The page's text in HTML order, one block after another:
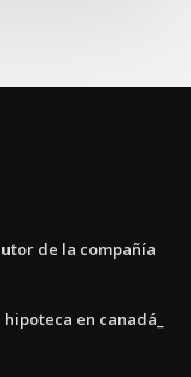
de la compañía
en canadá_